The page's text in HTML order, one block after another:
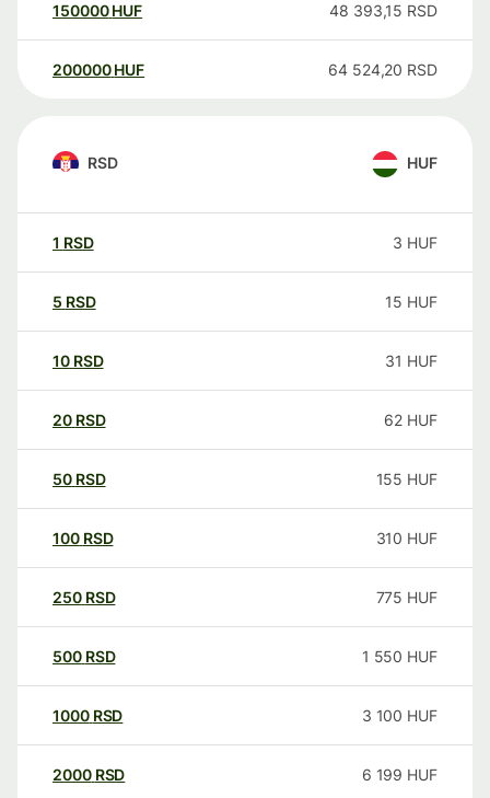
150000 HUF 48 393,15 RSD
200000 HUF 64 524,20 RSD
RSD HUF
1 RSD 3 HUF
5 RSD 15 HUF
10 RSD 31 HUF
20 RSD 62 HUF
50 RSD 155 HUF
100 RSD 310 HUF
250 RSD 775 HUF
500 RSD 1 550 HUF
1000 RSD 3 100 HUF
2000 RSD 6 199 HUF